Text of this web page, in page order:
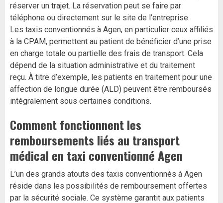
réserver un trajet. La réservation peut se faire par
téléphone ou directement sur le site de l’entreprise.
Les taxis conventionnés à Agen, en particulier ceux affiliés
à la CPAM, permettent au patient de bénéficier d’une prise
en charge totale ou partielle des frais de transport. Cela
dépend de la situation administrative et du traitement
reçu. À titre d’exemple, les patients en traitement pour une
affection de longue durée (ALD) peuvent être remboursés
intégralement sous certaines conditions.
Comment fonctionnent les
remboursements liés au transport
médical en taxi conventionné Agen
L’un des grands atouts des taxis conventionnés à Agen
réside dans les possibilités de remboursement offertes
par la sécurité sociale. Ce système garantit aux patients